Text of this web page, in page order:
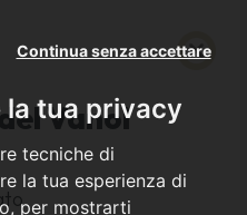
la tua privacy
tecniche di
la tua esperienza di
per mostrarti
Continua senza accettare
Vanoi